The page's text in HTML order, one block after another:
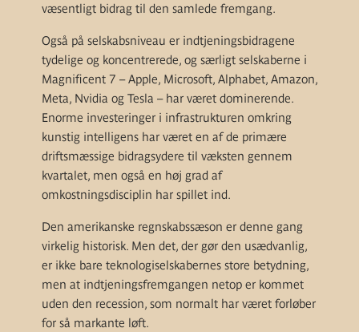
væsentligt bidrag til den samlede fremgang.
Også på selskabsniveau er indtjeningsbidragene
tydelige og koncentrerede, og særligt selskaberne i
Magnificent 7 – Apple, Microsoft, Alphabet, Amazon,
Meta, Nvidia og Tesla – har været dominerende.
Enorme investeringer i infrastrukturen omkring
kunstig intelligens har været en af de primære
driftsmæssige bidragsydere til væksten gennem
kvartalet, men også en høj grad af
omkostningsdisciplin har spillet ind.
Den amerikanske regnskabssæson er denne gang
virkelig historisk. Men det, der gør den usædvanlig,
er ikke bare teknologiselskabernes store betydning,
men at indtjeningsfremgangen netop er kommet
uden den recession, som normalt har været forløber
for så markante løft.